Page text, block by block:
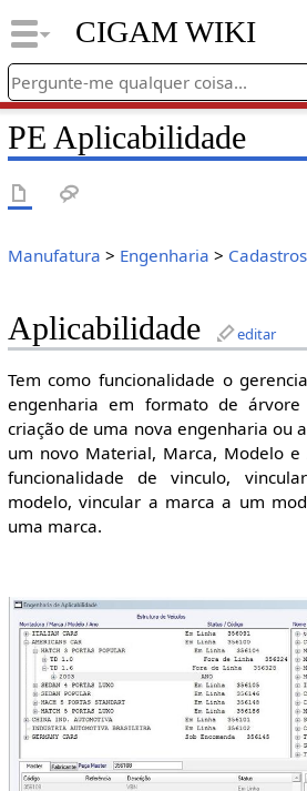
CIGAM WIKI
PE Aplicabilidade
Manufatura > Engenharia > Cadastros
Aplicabilidade editar
Tem como funcionalidade o
engenharia em formato de
criação de uma nova engenharia ou
um novo Material, Marca, Modelo e
funcionalidade de vinculo,
modelo, vincular a marca a um
uma marca.